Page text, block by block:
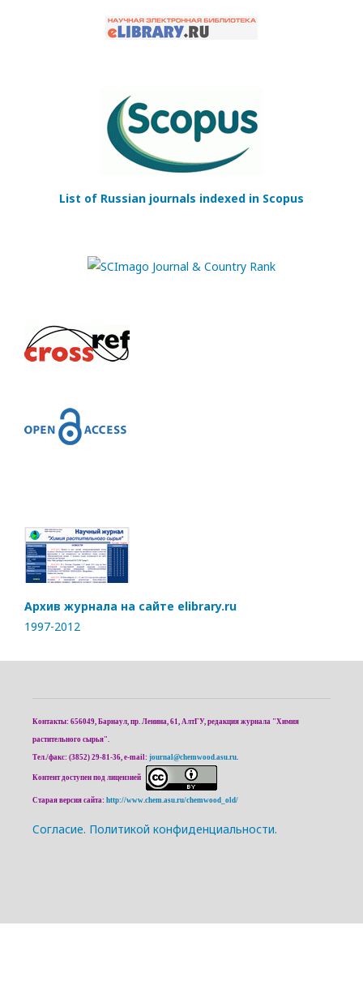
List of Russian journals indexed in Scopus
Архив журнала на сайте elibrary.ru
1997-2012
Контакты: 656049, Барнаул, пр. Ленина, 61, АлтГУ, редакция журнала "Химия
растительного сырья".
Тел./факс: (3852) 29-81-36, e-mail: journal@chemwood.asu.ru.
Контент доступен под лицензией
Старая версия сайта: http://www.chem.asu.ru/chemwood_old/
Cогласие. Политикой конфиденциальности.